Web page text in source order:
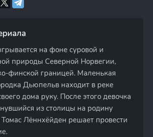
на фоне суровой и
природы Северной Норвегии,
финской границей. Маленькая
Дьюпельв находит в реке
дома руку. После этого девочка
из столицы на родину
Лённхёйден решает провести